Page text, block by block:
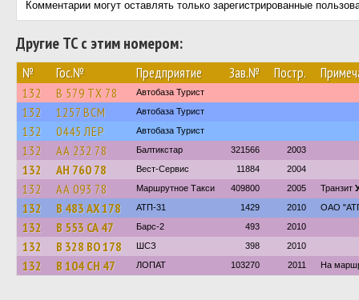
Комментарии могут оставлять только зарегистрированные
Другие ТС с этим номером:
№ Гос.№ Предприятие Зав.№ Постр.
132 В 579 ТХ 78 Автобаза Турист
132 1257 ВСМ Автобаза Турист
132 0445 ЛЕР Автобаза Турист
132 АА 232 78 Балтикстар 321566 2003
132 АН 760 78 Вест-Сервис 11884 2004
132 АА 093 78 Маршрутное Такси 409800 2005 Транзит
132 В 483 АХ 178 АТП-31 1429 2010 ОАО
132 В 553 СА 47 Барс-2 493 2010
132 В 328 ВО 178 ШСЗ 398 2010
132 В 104 СН 47 ЛОПАТ 103270 2011 На